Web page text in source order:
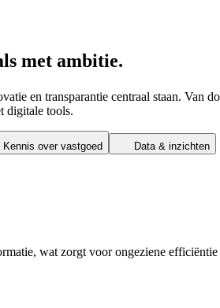
met ambitie.
en transparantie centraal staan. Van
digitale tools.
Kennis over vastgoed Data & inzichten
wat zorgt voor ongeziene